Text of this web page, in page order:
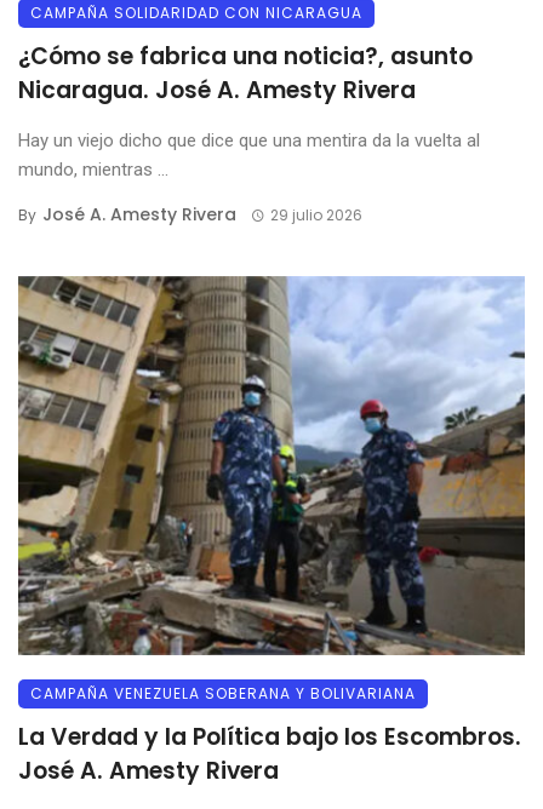
CAMPAÑA SOLIDARIDAD CON NICARAGUA
¿Cómo se fabrica una noticia?, asunto
Nicaragua. José A. Amesty Rivera
Hay un viejo dicho que dice que una mentira da la vuelta al
mundo, mientras ...
By José A. Amesty Rivera 29 julio 2026
CAMPAÑA VENEZUELA SOBERANA Y BOLIVARIANA
La Verdad y la Política bajo los Escombros.
José A. Amesty Rivera